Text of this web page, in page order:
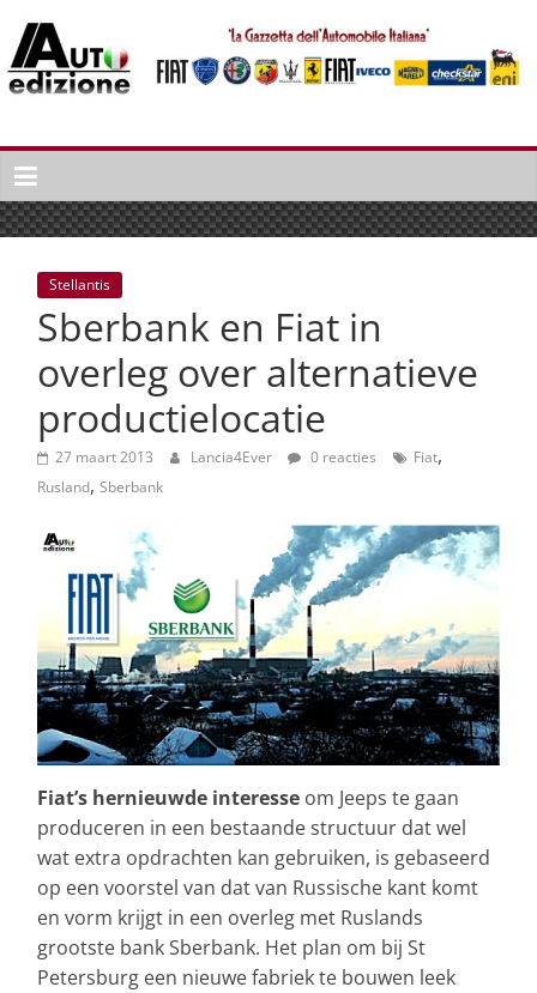
naar
inhoud
Auto
Edizione
La
Gazetta
dell'Automobile
Italiana
autonieuws
lifestyle
Stellantis
Sberbank en Fiat in
overleg over alternatieve
productielocatie
27 maart 2013 Lancia4Ever 0 reacties Fiat,
Rusland, Sberbank
Fiat’s hernieuwde interesse om Jeeps te gaan
produceren in een bestaande structuur dat wel
wat extra opdrachten kan gebruiken, is gebaseerd
op een voorstel van dat van Russische kant komt
en vorm krijgt in een overleg met Ruslands
grootste bank Sberbank. Het plan om bij St
Petersburg een nieuwe fabriek te bouwen leek